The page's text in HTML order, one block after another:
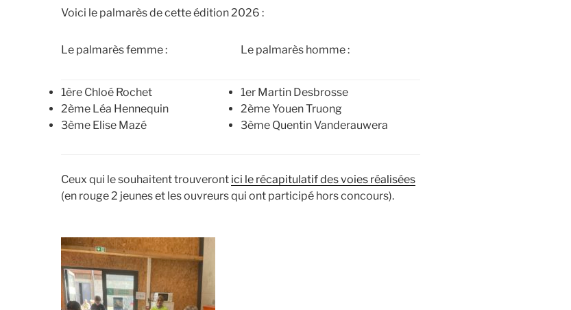
Voici le palmarès de cette édition 2026 :
Le palmarès femme : Le palmarès homme :
1ère Chloé Rochet
2ème Léa Hennequin
3ème Elise Mazé
1er Martin Desbrosse
2ème Youen Truong
3ème Quentin Vanderauwera
Ceux qui le souhaitent trouveront ici le récapitulatif des voies réalisées
(en rouge 2 jeunes et les ouvreurs qui ont participé hors concours).